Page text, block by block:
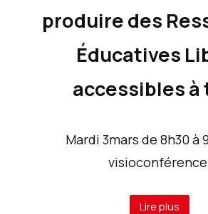
produire des
Éducatives
accessibles à
Mardi 3mars de 8h30 à
Lire plus